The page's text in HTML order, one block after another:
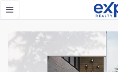
Toggle navigation menu
Villas Tipo Duplex 176mts. |